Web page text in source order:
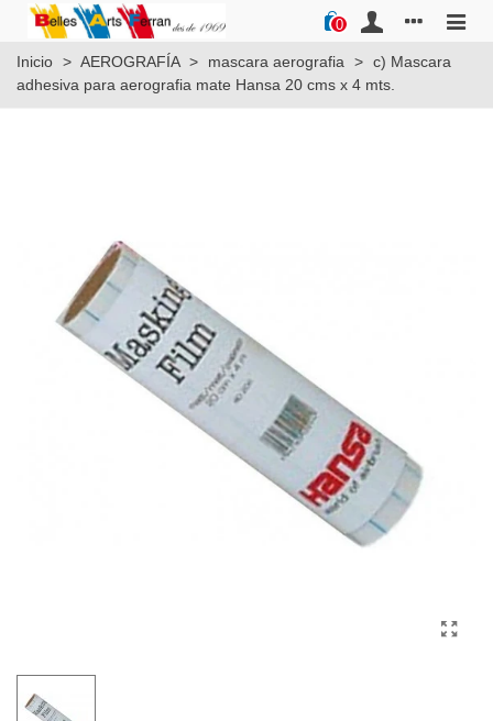
0
Inicio > AEROGRAFÍA > mascara aerografia > c) Mascara
adhesiva para aerografia mate Hansa 20 cms x 4 mts.